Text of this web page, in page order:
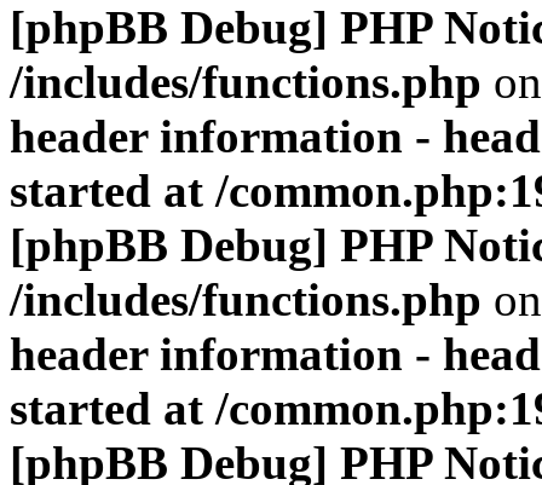
[phpBB Debug] PHP
/includes/functions.php
header information -
started at /
[phpBB Debug] PHP
/includes/functions.php
header information -
started at /
[phpBB Debug] PHP